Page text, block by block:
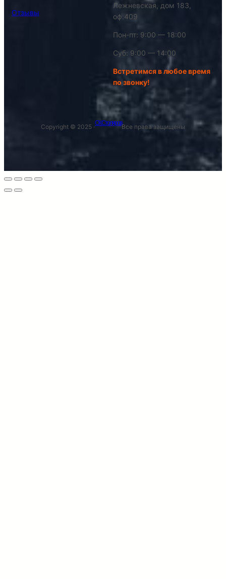
Отзывы
Лежневская, дом 183,
оф.409
Пон-пт: 9:00 — 18:00
Суб: 9:00 — 14:00
Встретимся в любое время
по звонку!
Copyright © 2025 ·
СК Столяров
Все права защищены